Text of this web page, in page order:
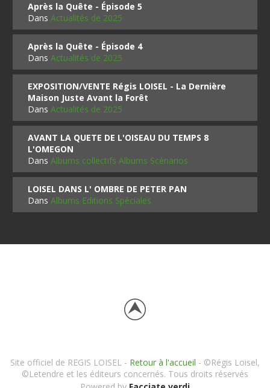
Après la Quête - Épisode 5
DansActualités de 2025
Après la Quête - Épisode 4
DansActualités de 2025
EXPOSITION/VENTE Régis LOISEL - La Dernière
Maison Juste Avant la Forêt
DansActualités de 2025
AVANT LA QUETE DE L'OISEAU DU TEMPS 8
L'OMEGON
DansAlbums collectifs Albums Scénarios
LOISEL DANS L' OMBRE DE PETER PAN
DansAlbums Editions Spéciales
Site officiel de REGIS LOISEL - Retour à l'accueil - ©Régis Loisel,
©Letendre et les éditeurs concernés. Tous droits réservés